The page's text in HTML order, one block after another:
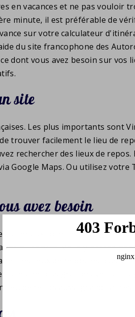
en vacances et ne pas
minute, il est préférable de
sur votre calculateur
du site francophone des
dont vous avez besoin sur vos
site
Les plus importants sont
trouver facilement le lieu de
rechercher des lieux de
Google Maps. Ou utilisez
avez besoin
aller aux toilettes, manger et
du service. Vous y passez
Les lieux de repos les plus
aire plus grande avec un
de repos aussi grand l'après-